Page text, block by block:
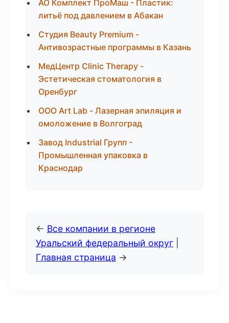
АО Комплект ПроМаш - Пластик:
литьё под давлением в Абакан
Студия Beauty Premium -
Антивозрастные программы в Казань
МедЦентр Clinic Therapy -
Эстетическая стоматология в
Оренбург
ООО Art Lab - Лазерная эпиляция и
омоложение в Волгоград
Завод Industrial Групп -
Промышленная упаковка в
Краснодар
← Все компании в регионе
Уральский федеральный округ
Главная страница →